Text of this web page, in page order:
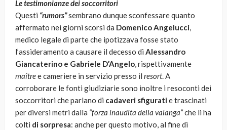
Le testimonianze dei soccorritori
Questi “rumors”sembrano dunque sconfessare quanto
affermato nei giorni scorsi da Domenico Angelucci,
medico legale di parte che ipotizzava fosse stato
l’assideramento a causare il decesso di Alessandro
Giancaterino e Gabriele D’Angelo, rispettivamente
maîtree cameriere in servizio presso il resort. A
corroborare le fonti giudiziarie sono inoltre i resoconti dei
soccorritori che parlano di cadaveri sfiguratie trascinati
per diversi metri dalla “forza inaudita della valanga”che li ha
colti di sorpresa: anche per questo motivo, al fine di